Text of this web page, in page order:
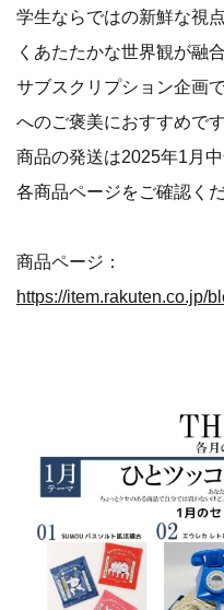
学生ならではの新鮮な視
くあたたかな世界観が融
サブスクリプション企画
へのご褒美におすすめです
商品の発送は2025年1月
各商品ページをご確認くだ
商品ページ：
https://item.rakuten.co.jp/